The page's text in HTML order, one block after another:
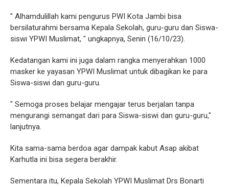
" Alhamdulillah kami pengurus PWI Kota Jambi bisa
bersilaturahmi bersama Kepala Sekolah, guru-guru dan Siswa-
siswi YPWI Muslimat, " ungkapnya, Senin (16/10/23).
Kedatangan kami ini juga dalam rangka menyerahkan 1000
masker ke yayasan YPWI Muslimat untuk dibagikan ke para
Siswa-siswi dan guru-guru.
" Semoga proses belajar mengajar terus berjalan tanpa
mengurangi semangat dari para Siswa-siswi dan guru-guru,"
lanjutnya.
Kita sama-sama berdoa agar dampak kabut Asap akibat
Karhutla ini bisa segera berakhir.
Sementara itu, Kepala Sekolah YPWI Muslimat Drs Bonarti